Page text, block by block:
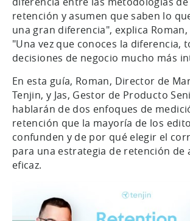
retención y asumen que saben lo
una gran diferencia", explica Roman,
"Una vez que conoces la diferencia,
decisiones de negocio mucho más
En esta guía, Roman, Director de
Tenjin, y Jas, Gestor de Producto
hablarán de dos enfoques de
retención que la mayoría de los
confunden y de por qué elegir el
para una estrategia de retención de
eficaz.